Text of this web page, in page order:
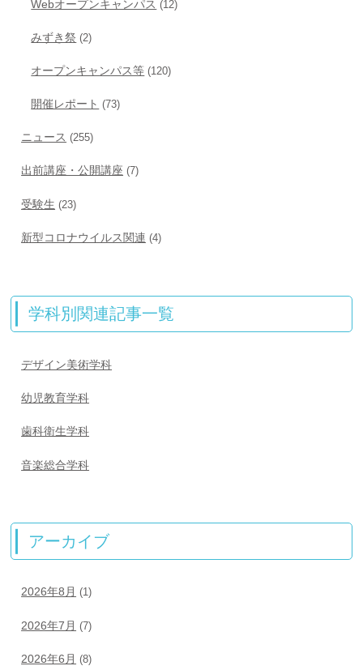
Webオープンキャンパス (12)
みずき祭 (2)
オープンキャンパス等 (120)
開催レポート (73)
ニュース (255)
出前講座・公開講座 (7)
受験生 (23)
新型コロナウイルス関連 (4)
学科別関連記事一覧
デザイン美術学科
幼児教育学科
歯科衛生学科
音楽総合学科
アーカイブ
2026年8月 (1)
2026年7月 (7)
2026年6月 (8)